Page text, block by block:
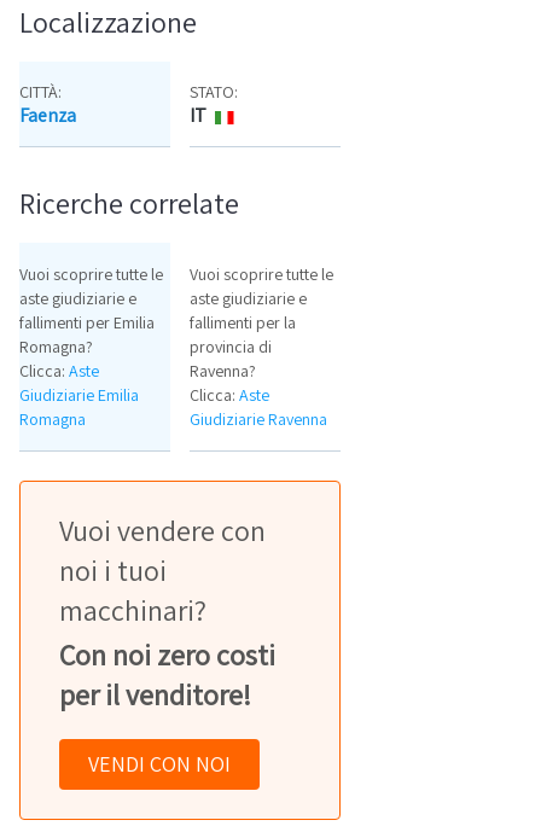
Localizzazione
CITTÀ:
Faenza Mappa
STATO:
IT
Ricerche correlate
Vuoi scoprire tutte le
aste giudiziarie e
fallimenti per Emilia
Romagna?
Clicca: Aste
Giudiziarie Emilia
Romagna
Vuoi scoprire tutte le
aste giudiziarie e
fallimenti per la
provincia di
Ravenna?
Clicca:Aste
Giudiziarie Ravenna
Vuoi vendere con
noi i tuoi
macchinari?
Con noi zero costi
per il venditore!
VENDI CON NOI